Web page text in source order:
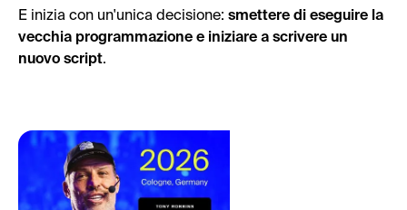
E inizia con un'unica decisione: smettere di eseguire la
vecchia programmazione e iniziare a scrivere un
nuovo script.